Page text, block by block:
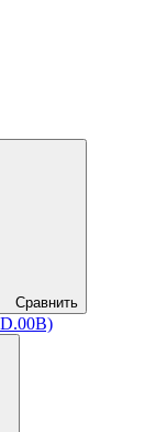
Сравнить